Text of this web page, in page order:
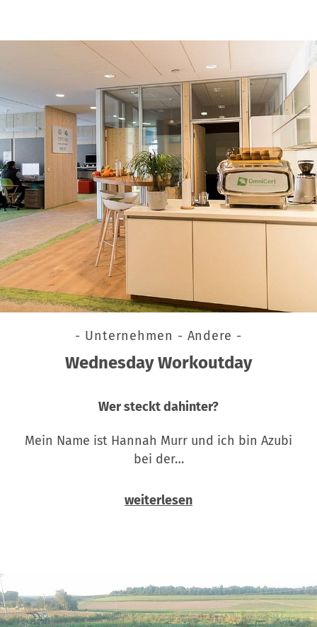
- Unternehmen - Andere -
Wednesday Workoutday
Wer steckt dahinter?
Mein Name ist Hannah Murr und ich bin Azubi
bei der…
weiterlesen